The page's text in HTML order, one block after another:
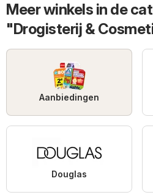
Meer winkels in de
"Drogisterij &
Aanbiedingen
Douglas